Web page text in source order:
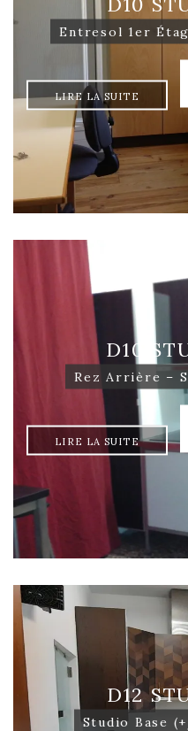
Entresol 1er
LIRE LA SUITE
D10
Rez Arrière –
LIRE LA SUITE
D12
Studio Base